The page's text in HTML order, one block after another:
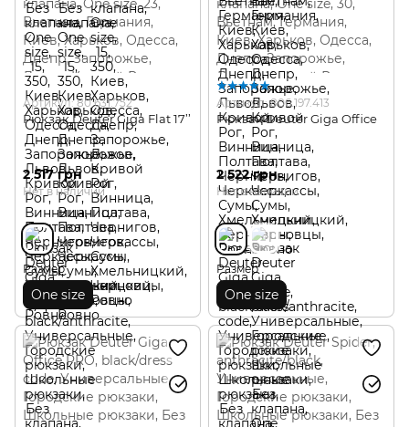
Артикул: 80.631.752
Рюкзак Deuter Giga Flat 17’’
2 517 грн
Нет в наличии
Размер
One size
Артикул: 806.197.413
Рюкзак Deuter Giga Office
2 522 грн
Нет в наличии
Размер
One size